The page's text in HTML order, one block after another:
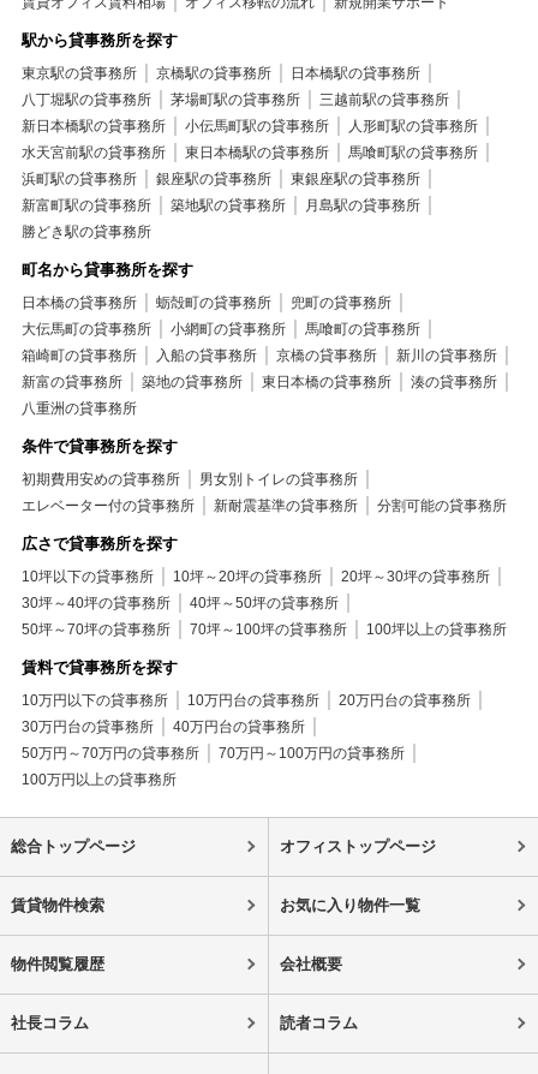
駅から貸事務所を探す
東京駅の貸事務所 京橋駅の貸事務所
日本橋駅の貸事務所
八丁堀駅の貸事務所
茅場町駅の貸事務所
三越前駅の貸事務所
新日本橋駅の貸事務所
小伝馬町駅の貸事務所
人形町駅の貸事務所
水天宮前駅の貸事務所
東日本橋駅の貸事務所
馬喰町駅の貸事務所
浜町駅の貸事務所
銀座駅の貸事務所
東銀座駅の貸事務所
新富町駅の貸事務所
築地駅の貸事務所
月島駅の貸事務所
勝どき駅の貸事務所
町名から貸事務所を探す
日本橋の貸事務所 蛎殻町の貸事務所
兜町の貸事務所
大伝馬町の貸事務所
小網町の貸事務所
馬喰町の貸事務所
箱崎町の貸事務所
入船の貸事務所 京橋の貸事務所
新川の貸事務所
新富の貸事務所
築地の貸事務所 東日本橋の貸事務所
湊の貸事務所
八重洲の貸事務所
条件で貸事務所を探す
初期費用安めの貸事務所
男女別トイレの貸事務所
エレベーター付の貸事務所
新耐震基準の貸事務所 分割可能の貸事務所
広さで貸事務所を探す
10坪以下の貸事務所 10坪～20坪の貸事務所
20坪～30坪の貸事務所
30坪～40坪の貸事務所
40坪～50坪の貸事務所
50坪～70坪の貸事務所
70坪～100坪の貸事務所 100坪以上の貸事務所
賃料で貸事務所を探す
10万円以下の貸事務所 10万円台の貸事務所
20万円台の貸事務所
30万円台の貸事務所
40万円台の貸事務所
50万円～70万円の貸事務所
70万円～100万円の貸事務所
100万円以上の貸事務所
総合トップページ オフィストップページ
賃貸物件検索 お気に入り物件一覧
物件閲覧履歴 会社概要
社長コラム 読者コラム